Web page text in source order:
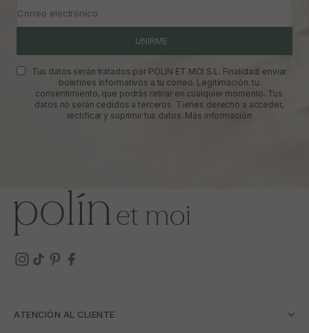
Correo electrónico
UNIRME
Tus datos serán tratados por POLIN ET MOI S.L. Finalidad: enviar
boletines informativos a tu correo. Legitimación: tu
consentimiento, que podrás retirar en cualquier momento. Tus
datos no serán cedidos a terceros. Tienes derecho a acceder,
rectificar y suprimir tus datos. Más información
ATENCIÓN AL CLIENTE